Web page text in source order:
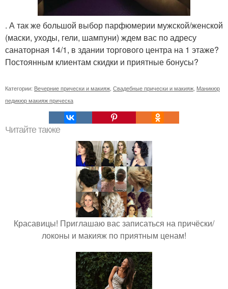
. А так же большой выбор парфюмерии мужской/женской
(маски, уходы, гели, шампуни) ждем вас по адресу
санаторная 14/1, в здании торгового центра на 1 этаже?
Постоянным клиентам скидки и приятные бонусы?
Категории: Вечерние прически и макияж, Свадебные прически и макияж, Маникюр
педикюр макияж прическа
Читайте также
Красавицы! Приглашаю вас записаться на причёски/
локоны и макияж по приятным ценам!